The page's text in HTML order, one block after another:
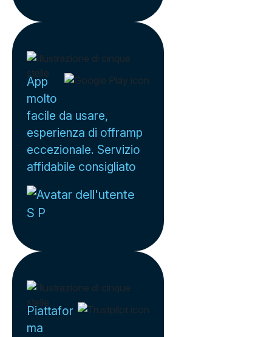
App
molto
facile da usare,
esperienza di offramp
eccezionale. Servizio
affidabile consigliato
S P
Piattafor
ma